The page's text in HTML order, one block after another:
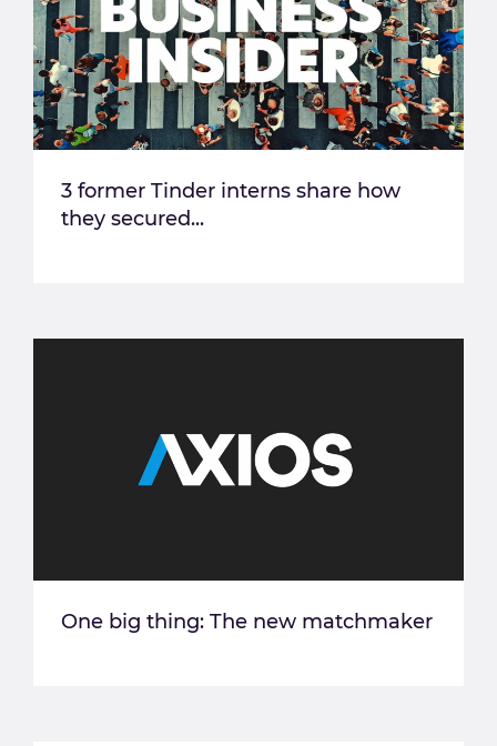
3 former Tinder interns share how
they secured...
One big thing: The new matchmaker